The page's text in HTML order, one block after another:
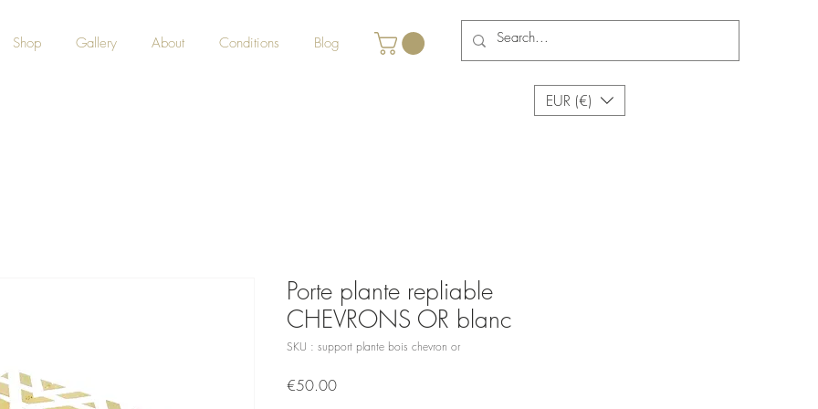
Shop Gallery About Conditions Blog
EUR (€)
Porte plante repliable
CHEVRONS OR blanc
SKU : support plante bois chevron or
€50.00Prix